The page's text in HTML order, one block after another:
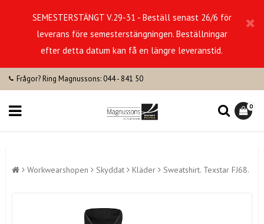
SEMESTERSTÄNGT V.29-31 - Beställ senast 26/6 för
leverans före semesterstängningen. Beställningar
efter detta datum kan få en längre leveranstid.
Frågor? Ring Magnussons: 044 - 841 50
0
Workwearshopen Skyddat Kläder Sweatshirt. Texstar FJ68.